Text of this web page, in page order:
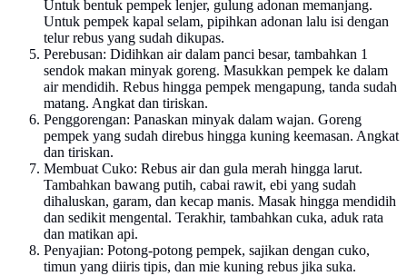
Untuk bentuk pempek lenjer, gulung adonan memanjang.
Untuk pempek kapal selam, pipihkan adonan lalu isi dengan
telur rebus yang sudah dikupas.
Perebusan: Didihkan air dalam panci besar, tambahkan 1
sendok makan minyak goreng. Masukkan pempek ke dalam
air mendidih. Rebus hingga pempek mengapung, tanda sudah
matang. Angkat dan tiriskan.
Penggorengan: Panaskan minyak dalam wajan. Goreng
pempek yang sudah direbus hingga kuning keemasan. Angkat
dan tiriskan.
Membuat Cuko: Rebus air dan gula merah hingga larut.
Tambahkan bawang putih, cabai rawit, ebi yang sudah
dihaluskan, garam, dan kecap manis. Masak hingga mendidih
dan sedikit mengental. Terakhir, tambahkan cuka, aduk rata
dan matikan api.
Penyajian: Potong-potong pempek, sajikan dengan cuko,
timun yang diiris tipis, dan mie kuning rebus jika suka.